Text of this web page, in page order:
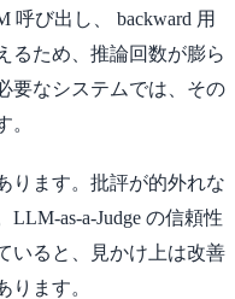
呼び出し、 backward 用
るため、推論回数が膨ら
要なシステムでは、その
。
ります。批評が的外れな
as-a-Judge の信頼性
いると、見かけ上は改善
ります。